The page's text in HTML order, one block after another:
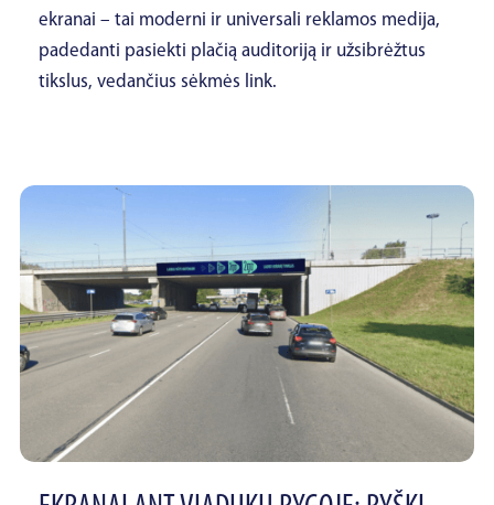
ekranai – tai moderni ir universali reklamos medija,
padedanti pasiekti plačią auditoriją ir užsibrėžtus
tikslus, vedančius sėkmės link.